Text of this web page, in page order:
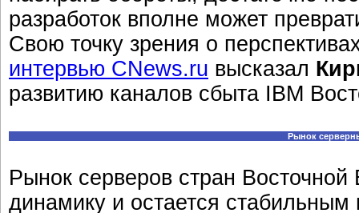
разработок вполне может
Свою точку зрения о
интервью CNews.ru высказал
развитию каналов сбыта IBM
Рынок
Рынок серверов стран
динамику и остается